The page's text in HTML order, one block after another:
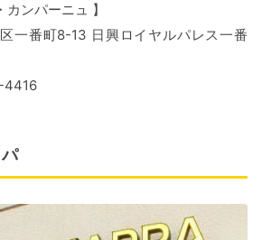
カンパーニュ 】
一番町8-13 日興ロイヤルパレス一番
4416